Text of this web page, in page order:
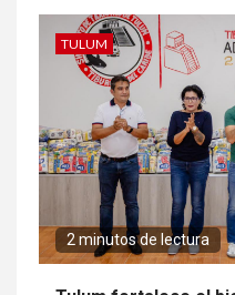
TULUM
2 minutos de lectura